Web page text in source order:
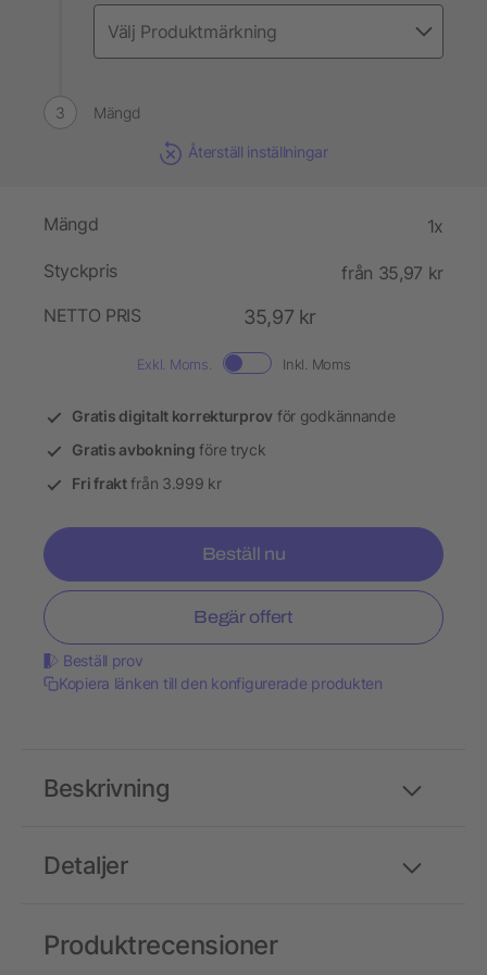
Mängd
Återställ inställningar
Mängd 1x
Styckpris
från 35,97 kr
NETTO PRIS
35,97 kr
Exkl. Moms. Inkl. Moms
Gratis digitalt korrekturprov för godkännande
Gratis avbokning före tryck
Fri fraktfrån 3.999 kr
Beställ nu
Begär offert
Beställ prov
Kopiera länken till den konfigurerade produkten
Detaljer
Beskrivning
Produktrecensioner